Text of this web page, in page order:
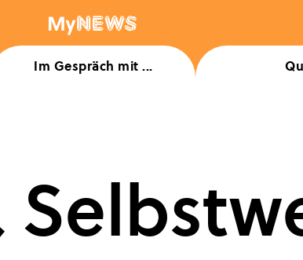
Menü
Schullizenz bestellen
für dich
Im Gespräch mit ...